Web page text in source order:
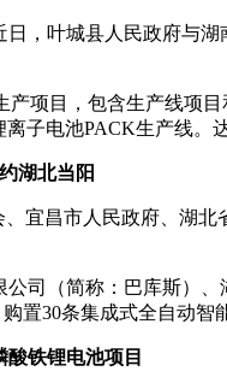
，叶城县人民政府与
项目，包含生产线项
子电池PACK生产线。
湖北当阳
宜昌市人民政府、湖
司（简称：巴库斯）
置30条集成式全自动
铁锂电池项目